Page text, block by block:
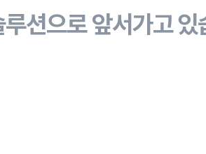
션으로 앞서가고 있